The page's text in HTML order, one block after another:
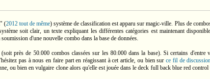
(2012 tout de même) système de classification est apparu sur magic-ville. Plus de
soit clair, un texte expliquant les différentes catégories est maintenant
d'une nouvelle combo dans la base de données.
près de 50.000 combos classées sur les 80.000 dans la base). Si certains d'entre
pas à nous en faire part en réagissant à cet article, ou bien surce fil de
ou bien en vulgaire clone alors qu'elle est jouée dans le deck full back blue red